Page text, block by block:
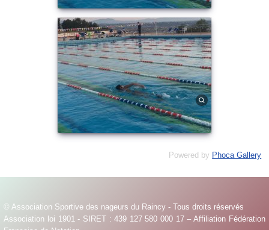
Powered by Phoca Gallery
© Association Sportive des nageurs du Raincy - Tous droits réservés
Association loi 1901 - SIRET : 439 127 580 000 17 – Affiliation Fédération